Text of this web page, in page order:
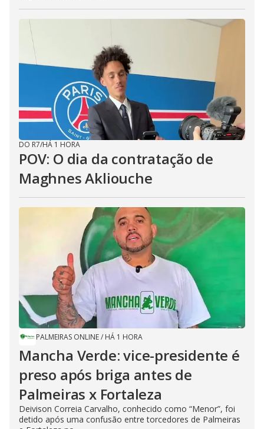
DO R7/HÁ 1 HORA
POV: O dia da contratação de
Maghnes Akliouche
PALMEIRAS ONLINE/ HÁ 1 HORA
Mancha Verde: vice-presidente é
preso após briga antes de
Palmeiras x Fortaleza
Deivison Correia Carvalho, conhecido como “Menor”, foi
detido após uma confusão entre torcedores de Palmeiras